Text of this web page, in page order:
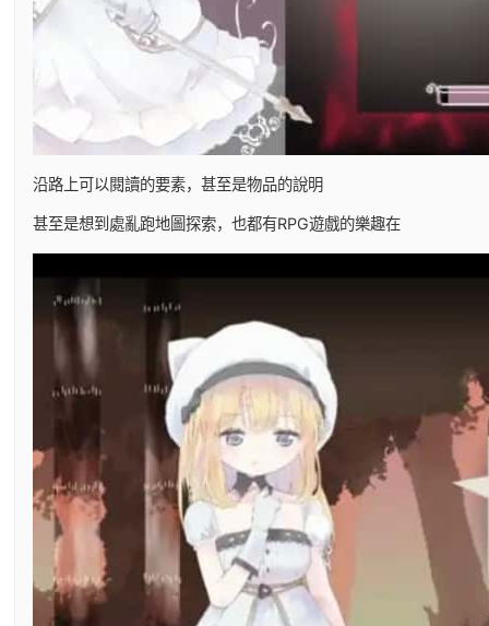
沿路上可以閱讀的要素，甚至是物品的說明
甚至是想到處亂跑地圖探索，也都有RPG遊戲的樂趣在